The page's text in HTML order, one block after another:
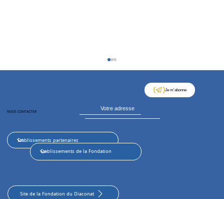
comme langage commun
Site de la Fondation du Diaconat
NOUS CONTACTER
Je m'abonne